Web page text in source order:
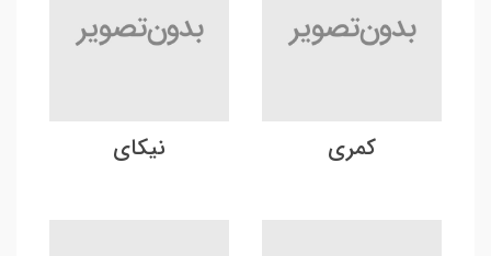
کمری نیکای